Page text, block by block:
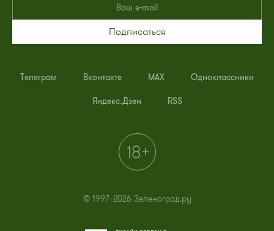
Подписаться
Телеграм Вконтакте MAX Одноклассники
Яндекс.Дзен RSS
© 1997–2026 Зеленоград.ру